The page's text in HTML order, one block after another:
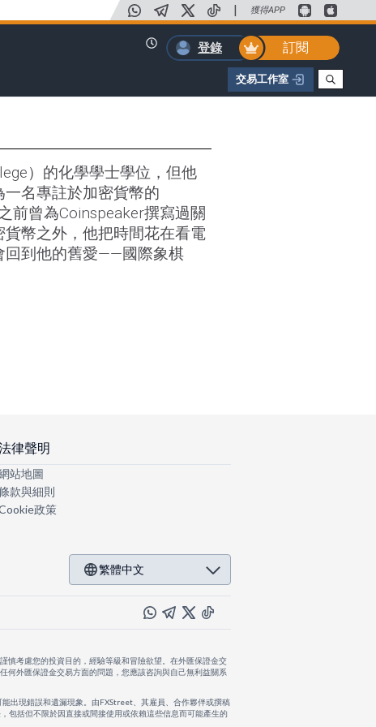
| 獲得APP
登錄
訂閱
交易工作室
）的化學學士學位，但他
名專註於加密貨幣的
前曾為Coinspeaker撰寫過關
幣之外，他把時間花在看電
回到他的舊愛——國際象棋
律聲明
站地圖
款與細則
政策
繁體中文
慎考慮您的投資目的，經驗等級和冒險欲望。在外匯保證金交
何外匯保證金交易方面的問題，您應該咨詢與自己無利益關系
出現錯誤和遺漏現象。由FXStreet、其雇員、合作夥伴或撰稿
包括但不限於因直接或間接使用或依賴這些信息而可能產生的